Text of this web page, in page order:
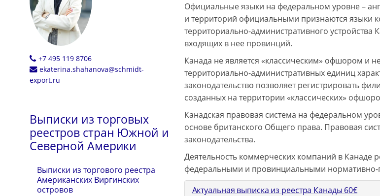
+7 495 119 8706
ekaterina.shahanova@schmidt-
export.ru
Выписки из торговых
реестров стран Южной и
Северной Америки
Выписки из торгового реестра
Американских Виргинских
островов
Официальные языки на федеральном уровне –
и территорий официальными признаются языки
территориально-административного
входящих в нее провинций.
Канада не является «классическим» офшором и
территориально-административных единиц
законодательство позволяет регистрировать
созданных на территории «классических»
Канадская правовая система на федеральном
основе британского Общего права. Правовая
законодательства.
Деятельность коммерческих компаний в Канаде
федеральными и провинциальными
Актуальная выписка из реестра Канады 60€